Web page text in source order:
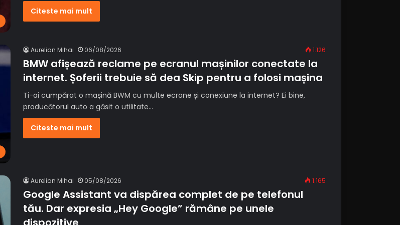
Citeste mai mult
Aurelian Mihai 06/08/2026 1.126
BMW afișează reclame pe ecranul mașinilor conectate la
internet. Șoferii trebuie să dea Skip pentru a folosi mașina
Ti-ai cumpărat o mașină BWM cu multe ecrane și conexiune la internet? Ei bine,
producătorul auto a găsit o utilitate…
Citeste mai mult
Aurelian Mihai 05/08/2026 1.165
Google Assistant va dispărea complet de pe telefonul
tău. Dar expresia „Hey Google” rămâne pe unele